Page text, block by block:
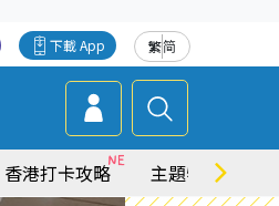
繁简
下載 App
香港打卡攻略 主題特集